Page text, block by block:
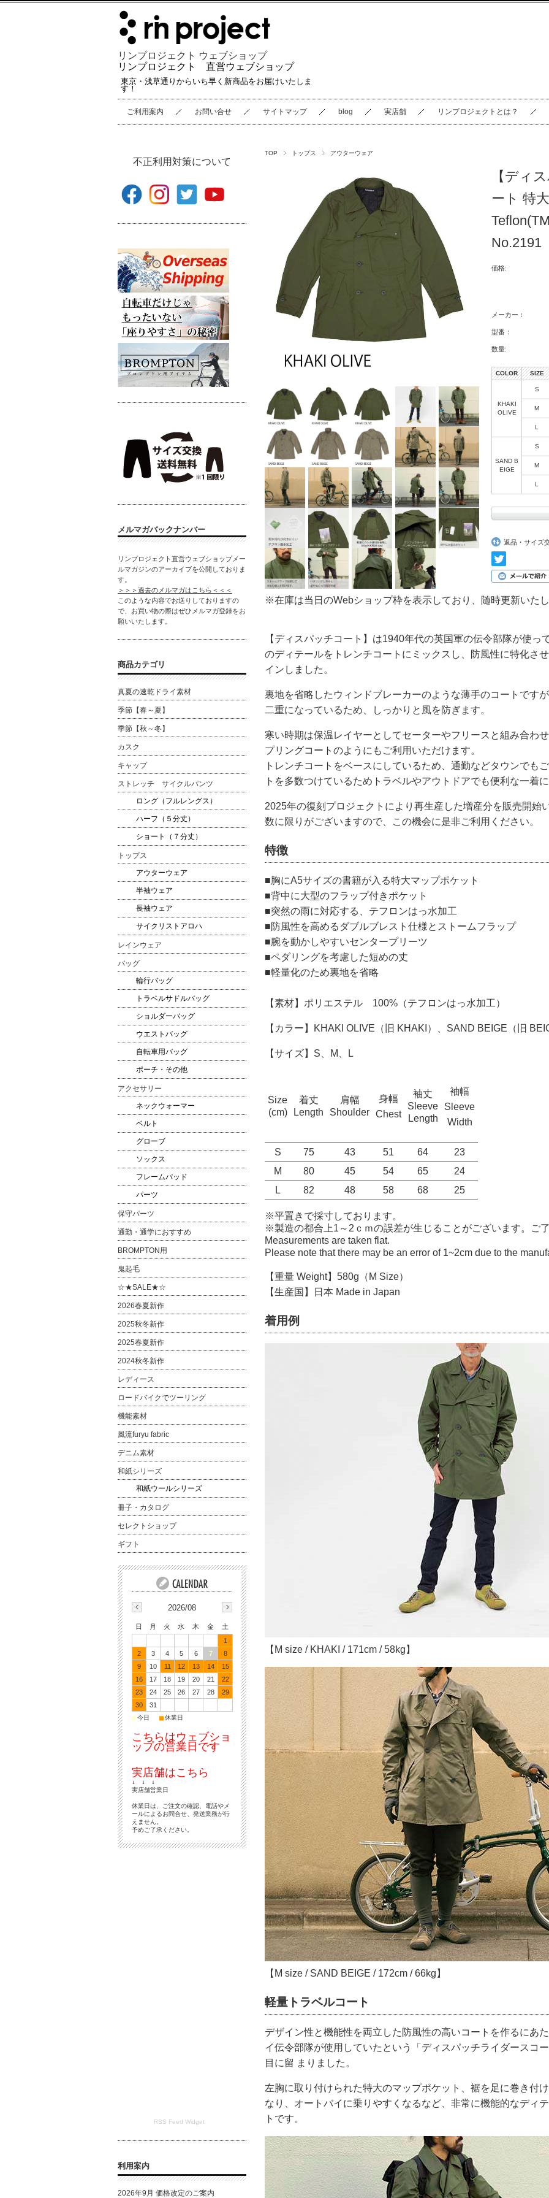
リンプロジェクト ウェブショップ
リンプロジェクト 直営ウェブショップ
東京・浅草通りからいち早く新商品をお届けいたしま
す！
ご利用案内 お問い合せ サイトマップ blog 実店舗 リンプロジェクトとは？
TOP トップス アウターウェア
【ディ
ート 特
No.2191
価格:
メーカー：
型番：
数量:
COLOR SIZE
KHAKI
OLIVE
S
M
L
SAND B
EIGE
S
M
L
返品・サイズ
※在庫は当日のWebショップ枠を表示しており、随時更新いた
【ディスパッチコート】は1940年代の英国軍の伝令部隊が使っ
のディテールをトレンチコートにミックスし、防風性に特化さ
インしました。
裏地を省略したウィンドブレーカーのような薄手のコートです
二重になっているため、しっかりと風を防ぎます。
寒い時期は保温レイヤーとしてセーターやフリースと組み合わ
プリングコートのようにもご利用いただけます。
トレンチコートをベースにしているため、通勤などタウンでも
トを多数つけているためトラベルやアウトドアでも便利な一着
2025年の復刻プロジェクトにより再生産した増産分を販売開始
数に限りがございますので、この機会に是非ご利用ください。
特徴
■胸にA5サイズの書籍が入る特大マップポケット
■背中に大型のフラップ付きポケット
■突然の雨に対応する、テフロンはっ水加工
■防風性を高めるダブルブレスト仕様とストームフラップ
■腕を動かしやすいセンタープリーツ
■ペダリングを考慮した短めの丈
■軽量化のため裏地を省略
【素材】ポリエステル 100%（テフロンはっ水加工）
【カラー】KHAKI OLIVE（旧 KHAKI）、SAND BEIGE（旧
【サイズ】S、M、L
Size
(cm)
着丈
Length
肩幅
Shoulder
身幅
Chest
袖丈
Sleeve
Length
袖幅
Sleeve
Width
S 75 43 51 64
23
M
80 45 54 65
24
L
82 48 58 68 25
※平置きで採寸しております。
※製造の都合上1～2ｃｍの誤差が生じることがございます。ご
Measurements are taken flat.
Please note that there may be an error of 1~2cm due to the
【重量 Weight】580g（M Size）
【生産国】日本 Made in Japan
着用例
【M size / KHAKI / 171cm / 58kg】
【M size / SAND BEIGE / 172cm / 66kg】
軽量トラベルコート
デザイン性と機能性を両立した防風性の高いコートを作るにあ
イ伝令部隊が使用していたという「ディスパッチライダースコ
目に留 まりました。
左胸に取り付けられた特大のマップポケット、裾を足に巻き付
なり、オートバイに乗りやすくなるなど、非常に機能的なディ
トです。
不正利用対策について
メルマガバックナンバー
リンプロジェクト直営ウェブショップメー
ルマガジンのアーカイブを公開しておりま
す。
＞＞＞過去のメルマガはこちら＜＜＜
このような内容でお送りしておりますの
で、お買い物の際はぜひメルマガ登録をお
願いいたします。
商品カテゴリ
真夏の速乾ドライ素材
季節【春～夏】
季節【秋～冬】
カスク
キャップ
ストレッチ サイクルパンツ
ロング（フルレングス）
ハーフ（５分丈）
ショート（７分丈）
トップス
アウターウェア
半袖ウェア
長袖ウェア
サイクリストアロハ
レインウェア
バッグ
輪行バッグ
トラベルサドルバッグ
ショルダーバッグ
ウエストバッグ
自転車用バッグ
ポーチ・その他
アクセサリー
ネックウォーマー
ベルト
グローブ
ソックス
フレームパッド
パーツ
保守パーツ
通勤・通学におすすめ
BROMPTON用
鬼起毛
☆★SALE★☆
2026春夏新作
2025秋冬新作
2025春夏新作
2024秋冬新作
レディース
ロードバイクでツーリング
機能素材
風流furyu fabric
デニム素材
和紙シリーズ
和紙ウールシリーズ
冊子・カタログ
セレクトショップ
ギフト
2026/08
日 月 火 水 木 金
土
1
2
3 4 5 6 7
8
9
10 11 12 13 14
15
16
17 18 19 20 21
22
23
24 25 26 27 28
29
30
31
■今日 ■休業日
こちらはウェブショ
ップの営業日です
実店舗はこちら
↓ ↓ ↓
実店舗営業日
休業日は、ご注文の確認、電話やメ
ールによるお問合せ、発送業務が行
えません。
予めご了承ください。
RSS Feed Widget
利用案内
2026年9月 価格改定のご案内